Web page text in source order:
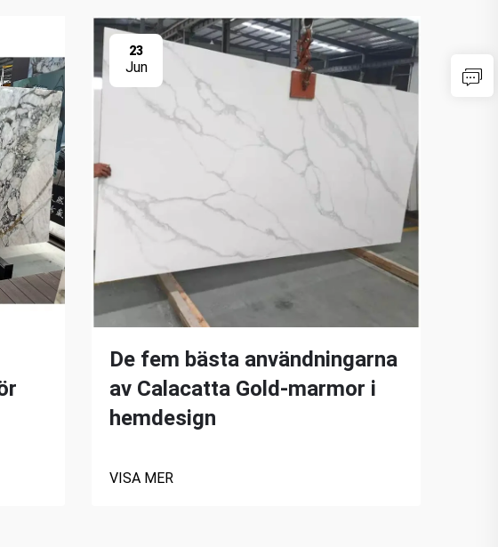
23
Jun
De fem bästa användningarna
av Calacatta Gold-marmor i
hemdesign
VISA MER